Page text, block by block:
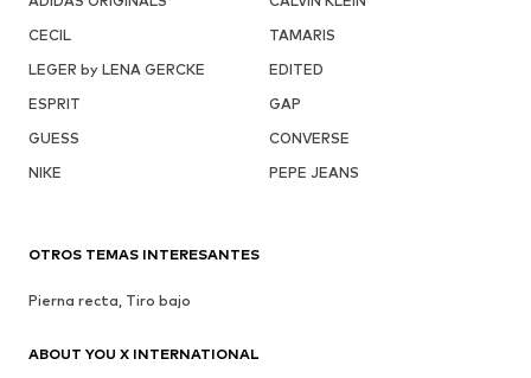
CECIL
TAMARIS
LEGER by LENA GERCKE
EDITED
ESPRIT
GAP
GUESS
CONVERSE
NIKE
PEPE JEANS
OTROS TEMAS INTERESANTES
Pierna recta, Tiro bajo
ABOUT YOU X INTERNATIONAL